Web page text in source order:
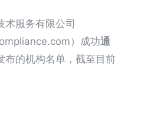
术服务有限公司
）成功通
布的机构名单，截至目前